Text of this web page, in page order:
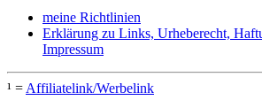
meine Richtlinien
Erklärung zu Links, Urheberecht,
Impressum
¹ = Affiliatelink/Werbelink